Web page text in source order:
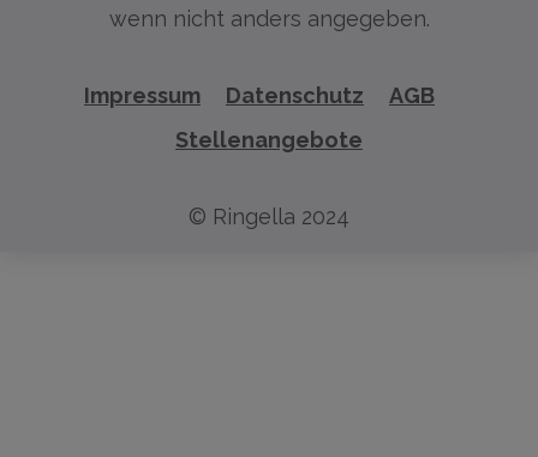
wenn nicht anders angegeben.
Impressum Datenschutz
AGB
Stellenangebote
© Ringella 2024